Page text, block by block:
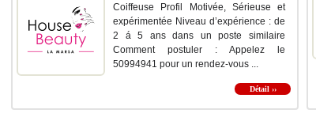
Coiffeuse Profil Motivée, Sérieuse et
expérimentée Niveau d’expérience : de
2 á 5 ans dans un poste similaire
Comment postuler : Appelez le
50994941 pour un rendez-vous ...
Détail ››